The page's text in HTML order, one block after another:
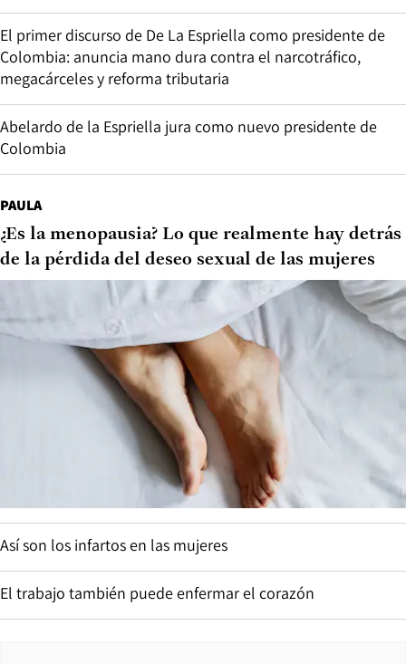
El primer discurso de De La Espriella como presidente de
Colombia: anuncia mano dura contra el narcotráfico,
megacárceles y reforma tributaria
Abelardo de la Espriella jura como nuevo presidente de
Colombia
PAULA
¿Es la menopausia? Lo que realmente hay detrás
de la pérdida del deseo sexual de las mujeres
Así son los infartos en las mujeres
El trabajo también puede enfermar el corazón